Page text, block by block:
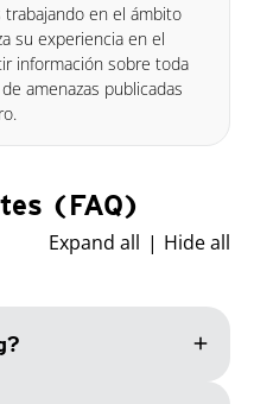
trabajando en el ámbito
su experiencia en el
información sobre toda
amenazas publicadas
(FAQ)
Expand all Hide all
add